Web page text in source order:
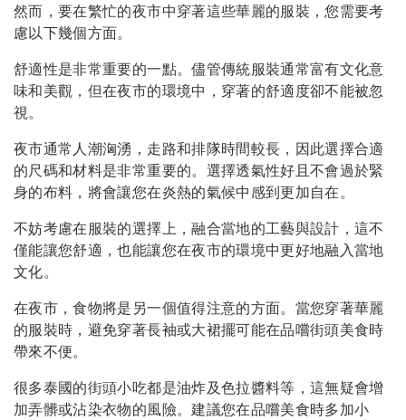
然而，要在繁忙的夜市中穿著這些華麗的服裝，您需要考
慮以下幾個方面。
舒適性是非常重要的一點。儘管傳統服裝通常富有文化意
味和美觀，但在夜市的環境中，穿著的舒適度卻不能被忽
視。
夜市通常人潮洶湧，走路和排隊時間較長，因此選擇合適
的尺碼和材料是非常重要的。選擇透氣性好且不會過於緊
身的布料，將會讓您在炎熱的氣候中感到更加自在。
不妨考慮在服裝的選擇上，融合當地的工藝與設計，這不
僅能讓您舒適，也能讓您在夜市的環境中更好地融入當地
文化。
在夜市，食物將是另一個值得注意的方面。當您穿著華麗
的服裝時，避免穿著長袖或大裙擺可能在品嚐街頭美食時
帶來不便。
很多泰國的街頭小吃都是油炸及色拉醬料等，這無疑會增
加弄髒或沾染衣物的風險。建議您在品嚐美食時多加小